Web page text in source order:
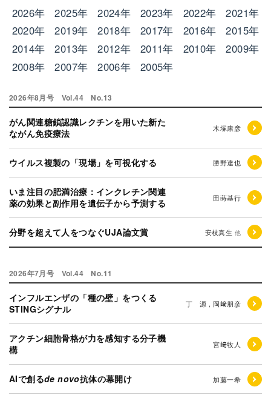
2026年 2025年 2024年 2023年 2022年
2021年
2020年
2019年 2018年 2017年 2016年
2015年
2014年
2013年 2012年 2011年 2010年
2009年
2008年
2007年 2006年 2005年
2026年8月号 Vol.44 No.13
がん関連糖鎖認識レクチンを用いた新た
ながん免疫療法
木塚康彦
ウイルス複製の「現場」を可視化する 勝野達也
いま注目の肥満治療：インクレチン関連
薬の効果と副作用を遺伝子から予測する
田蒔基行
分野を超えて人をつなぐUJA論文賞 安枝真生 他
2026年7月号 Vol.44 No.11
インフルエンザの「種の壁」をつくる
STINGシグナル
丁 源，岡﨑朋彦
アクチン細胞骨格が力を感知する分子機
構
宮﨑牧人
AIで創るde novo抗体の幕開け 加藤一希